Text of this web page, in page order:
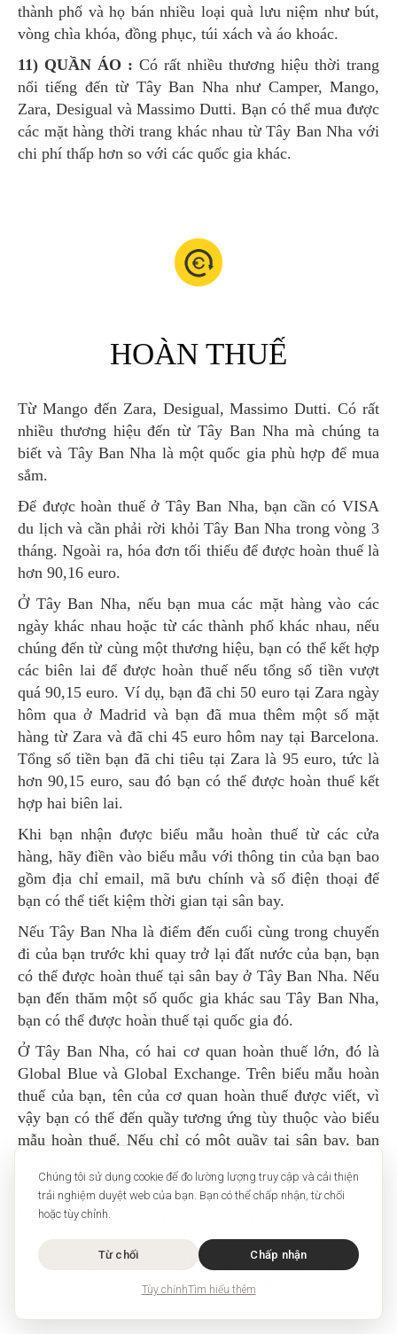
Chúng tôi sử dụng cookie để đo lường lượng truy cập và cải thiện
trải nghiệm duyệt web của bạn. Bạn có thể chấp nhận, từ chối
hoặc tùy chỉnh.
Từ chối Chấp nhận
Tùy chỉnhTìm hiểu thêm
thành phố và họ bán nhiều loại quà lưu niệm như bút,
vòng chìa khóa, đồng phục, túi xách và áo khoác.
11) QUẦN ÁO : Có rất nhiều thương hiệu thời trang
nổi tiếng đến từ Tây Ban Nha như Camper, Mango,
Zara, Desigual và Massimo Dutti. Bạn có thể mua được
các mặt hàng thời trang khác nhau từ Tây Ban Nha với
chi phí thấp hơn so với các quốc gia khác.
HOÀN THUẾ
Từ Mango đến Zara, Desigual, Massimo Dutti. Có rất
nhiều thương hiệu đến từ Tây Ban Nha mà chúng ta
biết và Tây Ban Nha là một quốc gia phù hợp để mua
sắm.
Để được hoàn thuế ở Tây Ban Nha, bạn cần có VISA
du lịch và cần phải rời khỏi Tây Ban Nha trong vòng 3
tháng. Ngoài ra, hóa đơn tối thiểu để được hoàn thuế là
hơn 90,16 euro.
Ở Tây Ban Nha, nếu bạn mua các mặt hàng vào các
ngày khác nhau hoặc từ các thành phố khác nhau, nếu
chúng đến từ cùng một thương hiệu, bạn có thể kết hợp
các biên lai để được hoàn thuế nếu tổng số tiền vượt
quá 90,15 euro. Ví dụ, bạn đã chi 50 euro tại Zara ngày
hôm qua ở Madrid và bạn đã mua thêm một số mặt
hàng từ Zara và đã chi 45 euro hôm nay tại Barcelona.
Tổng số tiền bạn đã chi tiêu tại Zara là 95 euro, tức là
hơn 90,15 euro, sau đó bạn có thể được hoàn thuế kết
hợp hai biên lai.
Khi bạn nhận được biểu mẫu hoàn thuế từ các cửa
hàng, hãy điền vào biểu mẫu với thông tin của bạn bao
gồm địa chỉ email, mã bưu chính và số điện thoại để
bạn có thể tiết kiệm thời gian tại sân bay.
Nếu Tây Ban Nha là điểm đến cuối cùng trong chuyến
đi của bạn trước khi quay trở lại đất nước của bạn, bạn
có thể được hoàn thuế tại sân bay ở Tây Ban Nha. Nếu
bạn đến thăm một số quốc gia khác sau Tây Ban Nha,
bạn có thể được hoàn thuế tại quốc gia đó.
Ở Tây Ban Nha, có hai cơ quan hoàn thuế lớn, đó là
Global Blue và Global Exchange. Trên biểu mẫu hoàn
thuế của bạn, tên của cơ quan hoàn thuế được viết, vì
vậy bạn có thể đến quầy tương ứng tùy thuộc vào biểu
mẫu hoàn thuế. Nếu chỉ có một quầy tại sân bay, bạn
liệu vào hòm thư.
quầy mở cửa, bạn có thể được hoàn tiền bằng tiền mặt,
nhưng khi bạn đến sân bay vào tối muộn hoặc sáng
sớm, bạn chỉ có thể được hoàn tiền bằng thẻ vì bạn chỉ